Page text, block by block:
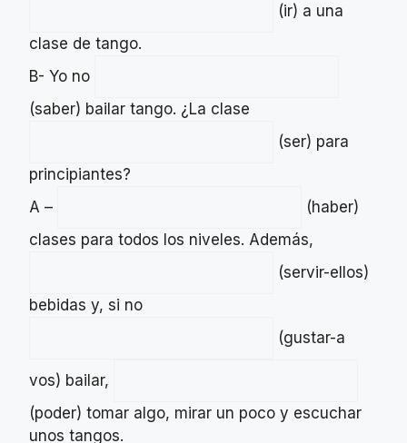
(ir) a una
clase de tango.
B- Yo no
(saber) bailar tango. ¿La clase
(ser) para
principiantes?
A –
(haber)
clases para todos los niveles. Además,
(servir-ellos)
bebidas y, si no
(gustar-a
vos) bailar,
(poder) tomar algo, mirar un poco y escuchar
unos tangos.